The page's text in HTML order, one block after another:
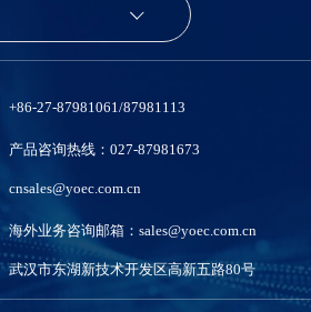
+86-27-87981061/87981113
产品咨询热线：027-87981673
cnsales@yoec.com.cn
海外业务咨询邮箱：sales@yoec.com.cn
武汉市东湖新技术开发区高新五路80号